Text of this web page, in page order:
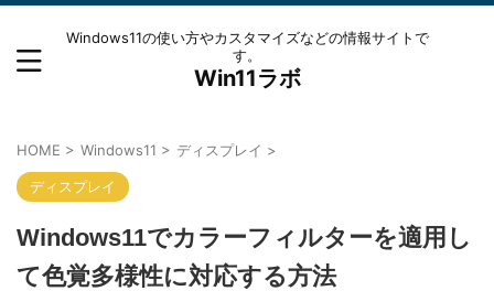
Windows11の使い方やカスタマイズなどの情報サイトで
す。
Win11ラボ
HOME > Windows11 > ディスプレイ >
ディスプレイ
Windows11でカラーフィルターを適用し
て色覚多様性に対応する方法